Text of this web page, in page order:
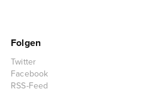
Folgen
Twitter
Facebook
RSS-Feed